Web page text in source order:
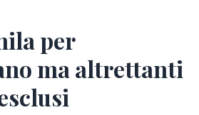
per
ma altrettanti